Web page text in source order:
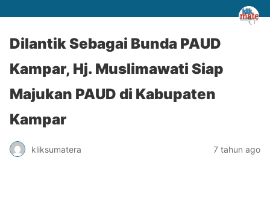
Dilantik Sebagai Bunda PAUD
Kampar, Hj. Muslimawati Siap
Majukan PAUD di Kabupaten
Kampar
kliksumatera 7 tahun ago